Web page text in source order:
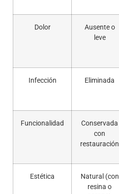
Dolor
Ausente o
leve
Infección Eliminada
Funcionalidad
Conservada
con
restauración
Estética
Natural (con
resina o